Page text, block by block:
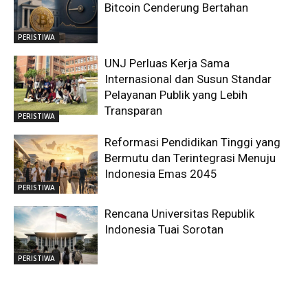
PERISTIWA
Bitcoin Cenderung Bertahan
PERISTIWA
UNJ Perluas Kerja Sama
Internasional dan Susun Standar
Pelayanan Publik yang Lebih
Transparan
PERISTIWA
Reformasi Pendidikan Tinggi yang
Bermutu dan Terintegrasi Menuju
Indonesia Emas 2045
PERISTIWA
Rencana Universitas Republik
Indonesia Tuai Sorotan